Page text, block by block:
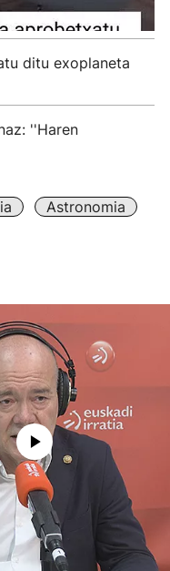
ditu exoplaneta
''Haren
Astronomia